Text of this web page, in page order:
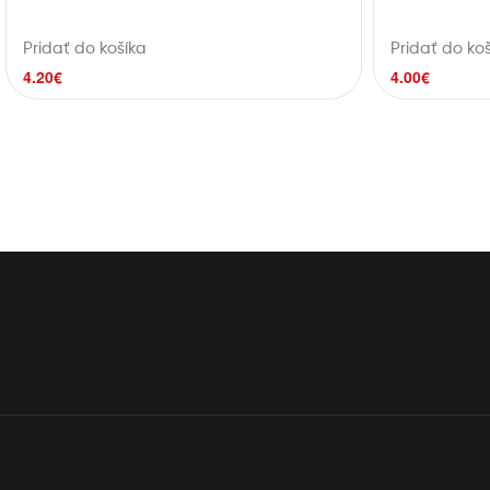
Pridať do košíka
4.20€
Pridať do
4.00€